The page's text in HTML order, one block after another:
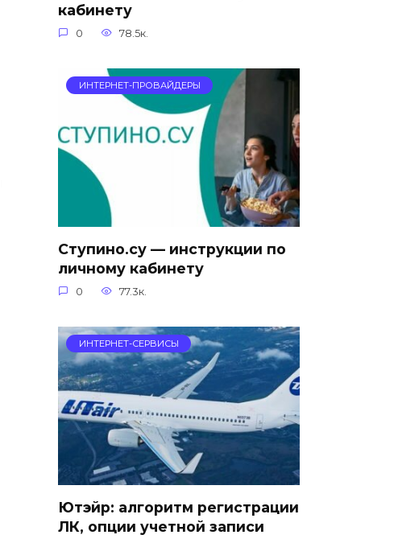
кабинету
0 78.5к.
ИНТЕРНЕТ-ПРОВАЙДЕРЫ
Ступино.су — инструкции по
личному кабинету
0 77.3к.
ИНТЕРНЕТ-СЕРВИСЫ
Ютэйр: алгоритм регистрации
ЛК, опции учетной записи